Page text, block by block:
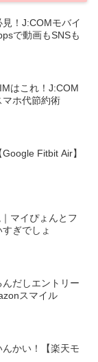
！J:COMモバイ
で動画もSNSも
はこれ！J:COM
マホ代節約術
Fitbit Air】
マイぴょんとフ
ぎでしょ
だしエントリー
スマイル
かい！【楽天モ